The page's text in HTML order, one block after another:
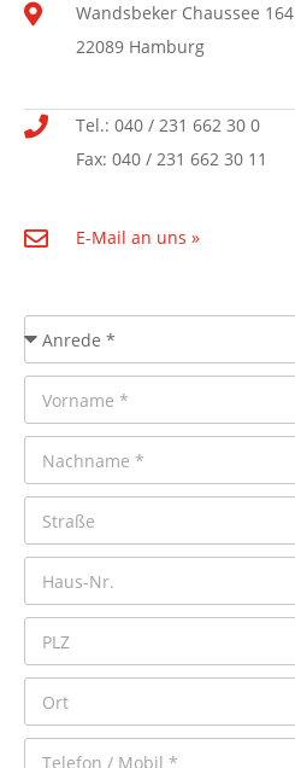
Wandsbeker Chaussee 164
22089 Hamburg
Tel.: 040 / 231 662 30 0
Fax: 040 / 231 662 30 11
E-Mail an uns »